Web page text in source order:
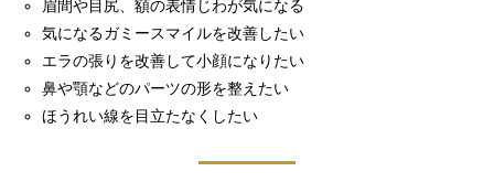
眉間や目尻、額の表情じわが気になる
気になるガミースマイルを改善したい
エラの張りを改善して小顔になりたい
鼻や顎などのパーツの形を整えたい
ほうれい線を目立たなくしたい